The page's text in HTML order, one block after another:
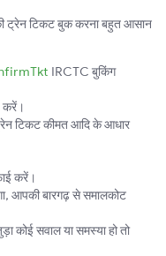
टिकट बुक करना बहुत आसान
IRCTC बुकिंग
करें।
टिकट कीमत आदि के आधार
करें।
आपकी बारगढ़ से समालकोट
कोई सवाल या समस्या हो तो